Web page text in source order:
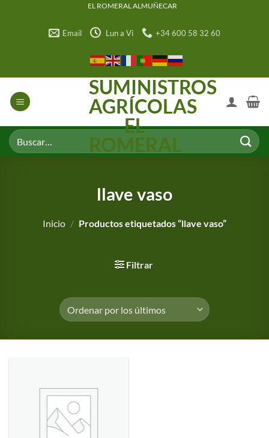
EL ROMERAL ALMUÑECAR
Email Lun a Vi +34 600 58 32 60
SUMINISTROS
AGRÍCOLAS
EL
ROMERAL
Buscar
por:
llave vaso
Inicio / Productos etiquetados “llave vaso”
Filtrar